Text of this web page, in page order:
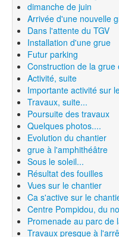
dimanche de juin
Arrivée d'une nouvelle
Dans l'attente du TGV
Installation d'une grue
Futur parking
Construction de la
Activité, suite
Importante activité sur
Travaux, suite...
Poursuite des travaux
Quelques photos....
Evolution du chantier
grue à l'amphithéâtre
Sous le soleil...
Résultat des fouilles
Vues sur le chantier
Ca s'active sur le
Centre Pompidou, du
Promenade au parc de
Travaux presque à